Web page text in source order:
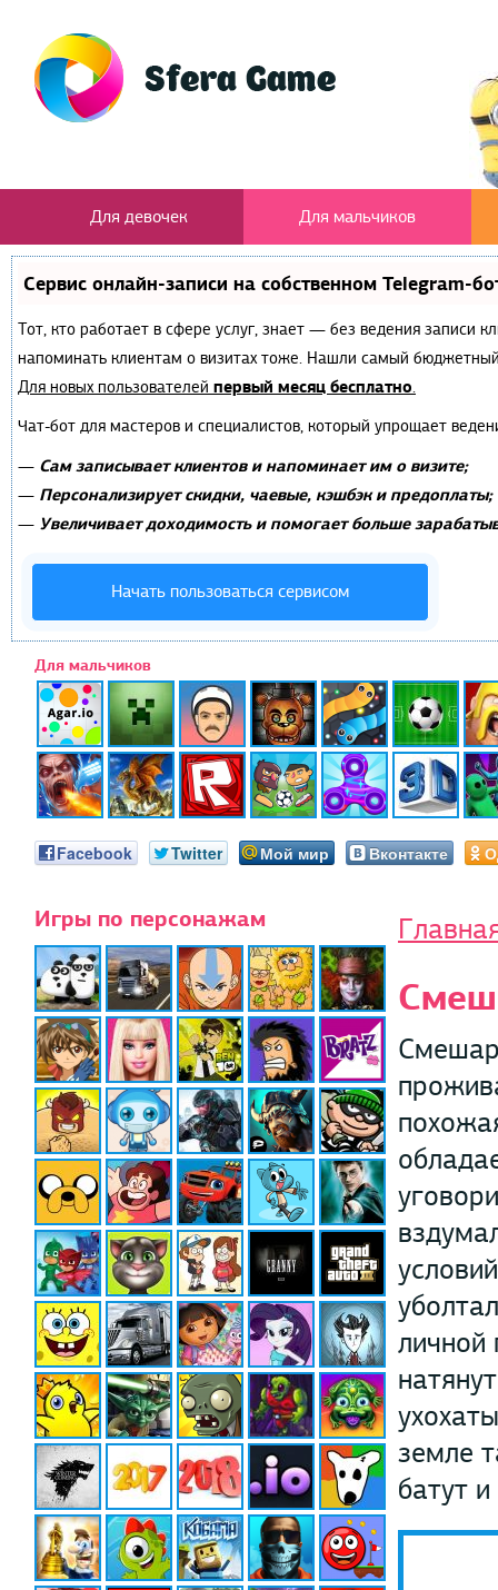
Для девочек Для мальчиков
Сервис онлайн-записи на собственном Telegram-
Тот, кто работает в сфере услуг, знает — без ведения записи
напоминать клиентам о визитах тоже. Нашли самый
Для новых пользователей первый месяц бесплатно.
Чат-бот для мастеров и специалистов, который упрощает
— Сам записывает клиентов и напоминает им о визите;
— Персонализирует скидки, чаевые, кэшбэк и предоплаты;
— Увеличивает доходимость и помогает больше
Начать пользоваться сервисом
Для мальчиков
Facebook Twitter Мой мир Вконтакте
Игры по персонажам
личной
земле
батут